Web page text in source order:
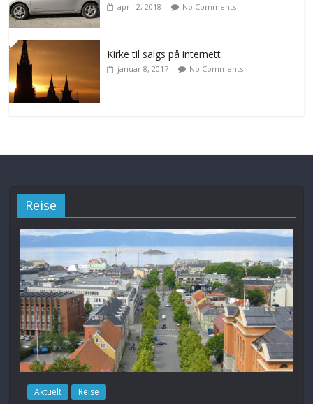
april 2, 2018 No Comments
Kirke til salgs på internett
januar 8, 2017 No Comments
Reise
Aktuelt Reise